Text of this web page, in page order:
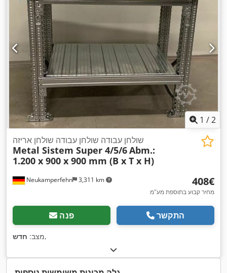
1 /2
Neukamperfehn 3,311 km
שולחן עבודה שולחן עבודה שולחן אריזה
Metal Sistem Super 4/5/6Abm.:
1.200 x 900 x 900 mm (B x T x H)
‏408 ‏€
מחיר קבוע בתוספת מע"מ
פנה התקשר
מצב: חדש ,